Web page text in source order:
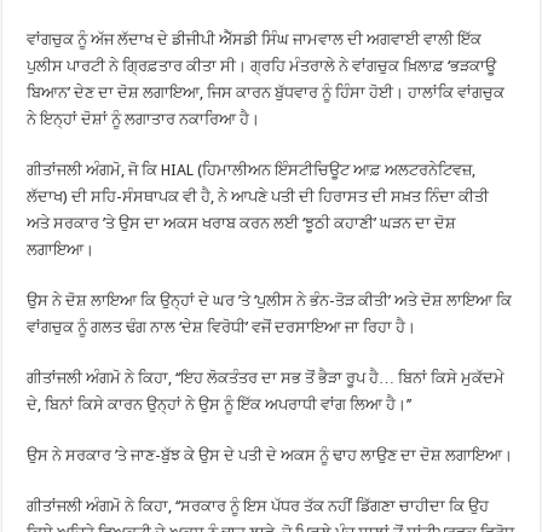
ਵਾਂਗਚੁਕ ਨੂੰ ਅੱਜ ਲੱਦਾਖ ਦੇ ਡੀਜੀਪੀ ਐੱਸਡੀ ਸਿੰਘ ਜਾਮਵਾਲ ਦੀ ਅਗਵਾਈ ਵਾਲੀ ਇੱਕ
ਪੁਲੀਸ ਪਾਰਟੀ ਨੇ ਗ੍ਰਿਫ਼ਤਾਰ ਕੀਤਾ ਸੀ। ਗ੍ਰਹਿ ਮੰਤਰਾਲੇ ਨੇ ਵਾਂਗਚੁਕ ਖ਼ਿਲਾਫ਼ ‘ਭੜਕਾਊ
ਬਿਆਨ’ ਦੇਣ ਦਾ ਦੋਸ਼ ਲਗਾਇਆ, ਜਿਸ ਕਾਰਨ ਬੁੱਧਵਾਰ ਨੂੰ ਹਿੰਸਾ ਹੋਈ। ਹਾਲਾਂਕਿ ਵਾਂਗਚੁਕ
ਨੇ ਇਨ੍ਹਾਂ ਦੋਸ਼ਾਂ ਨੂੰ ਲਗਾਤਾਰ ਨਕਾਰਿਆ ਹੈ।
ਗੀਤਾਂਜਲੀ ਅੰਗਮੋ, ਜੋ ਕਿ HIAL (ਹਿਮਾਲੀਅਨ ਇੰਸਟੀਚਿਊਟ ਆਫ਼ ਅਲਟਰਨੇਟਿਵਜ਼,
ਲੱਦਾਖ) ਦੀ ਸਹਿ-ਸੰਸਥਾਪਕ ਵੀ ਹੈ, ਨੇ ਆਪਣੇ ਪਤੀ ਦੀ ਹਿਰਾਸਤ ਦੀ ਸਖ਼ਤ ਨਿੰਦਾ ਕੀਤੀ
ਅਤੇ ਸਰਕਾਰ ’ਤੇ ਉਸ ਦਾ ਅਕਸ ਖਰਾਬ ਕਰਨ ਲਈ ‘ਝੂਠੀ ਕਹਾਣੀ’ ਘੜਨ ਦਾ ਦੋਸ਼
ਲਗਾਇਆ।
ਉਸ ਨੇ ਦੋਸ਼ ਲਾਇਆ ਕਿ ਉਨ੍ਹਾਂ ਦੇ ਘਰ ’ਤੇ ‘ਪੁਲੀਸ ਨੇ ਭੰਨ-ਤੋੜ ਕੀਤੀ’ ਅਤੇ ਦੋਸ਼ ਲਾਇਆ ਕਿ
ਵਾਂਗਚੁਕ ਨੂੰ ਗਲਤ ਢੰਗ ਨਾਲ ‘ਦੇਸ਼ ਵਿਰੋਧੀ’ ਵਜੋਂ ਦਰਸਾਇਆ ਜਾ ਰਿਹਾ ਹੈ।
ਗੀਤਾਂਜਲੀ ਅੰਗਮੋ ਨੇ ਕਿਹਾ, ‘‘ਇਹ ਲੋਕਤੰਤਰ ਦਾ ਸਭ ਤੋਂ ਭੈੜਾ ਰੂਪ ਹੈ… ਬਿਨਾਂ ਕਿਸੇ ਮੁਕੱਦਮੇ
ਦੇ, ਬਿਨਾਂ ਕਿਸੇ ਕਾਰਨ ਉਨ੍ਹਾਂ ਨੇ ਉਸ ਨੂੰ ਇੱਕ ਅਪਰਾਧੀ ਵਾਂਗ ਲਿਆ ਹੈ।’’
ਉਸ ਨੇ ਸਰਕਾਰ ’ਤੇ ਜਾਣ-ਬੁੱਝ ਕੇ ਉਸ ਦੇ ਪਤੀ ਦੇ ਅਕਸ ਨੂੰ ਢਾਹ ਲਾਉਣ ਦਾ ਦੋਸ਼ ਲਗਾਇਆ।
ਗੀਤਾਂਜਲੀ ਅੰਗਮੋ ਨੇ ਕਿਹਾ, ‘‘ਸਰਕਾਰ ਨੂੰ ਇਸ ਪੱਧਰ ਤੱਕ ਨਹੀਂ ਡਿੱਗਣਾ ਚਾਹੀਦਾ ਕਿ ਉਹ